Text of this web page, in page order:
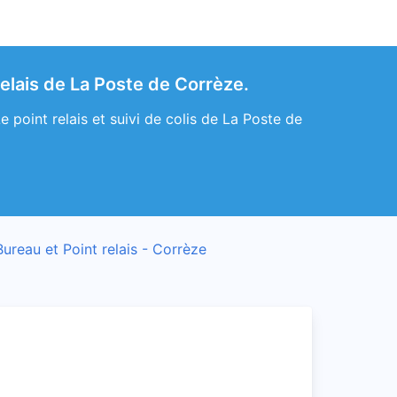
de La Poste de Corrèze.
point relais et suivi de colis de La Poste de
et Point relais - Corrèze